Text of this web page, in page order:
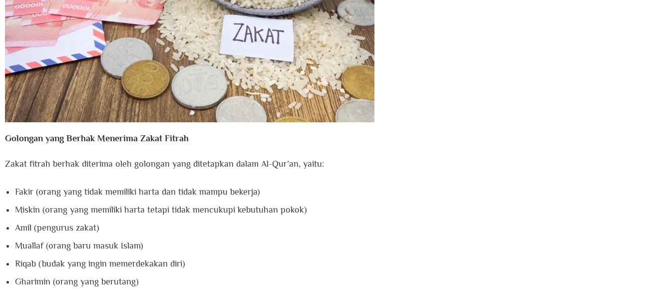
Golongan yang Berhak Menerima Zakat Fitrah
Zakat fitrah berhak diterima oleh golongan yang ditetapkan dalam Al-Qur’an, yaitu:
Fakir (orang yang tidak memiliki harta dan tidak mampu bekerja)
Miskin (orang yang memiliki harta tetapi tidak mencukupi kebutuhan pokok)
Amil (pengurus zakat)
Muallaf (orang baru masuk Islam)
Riqab (budak yang ingin memerdekakan diri)
Gharimin (orang yang berutang)